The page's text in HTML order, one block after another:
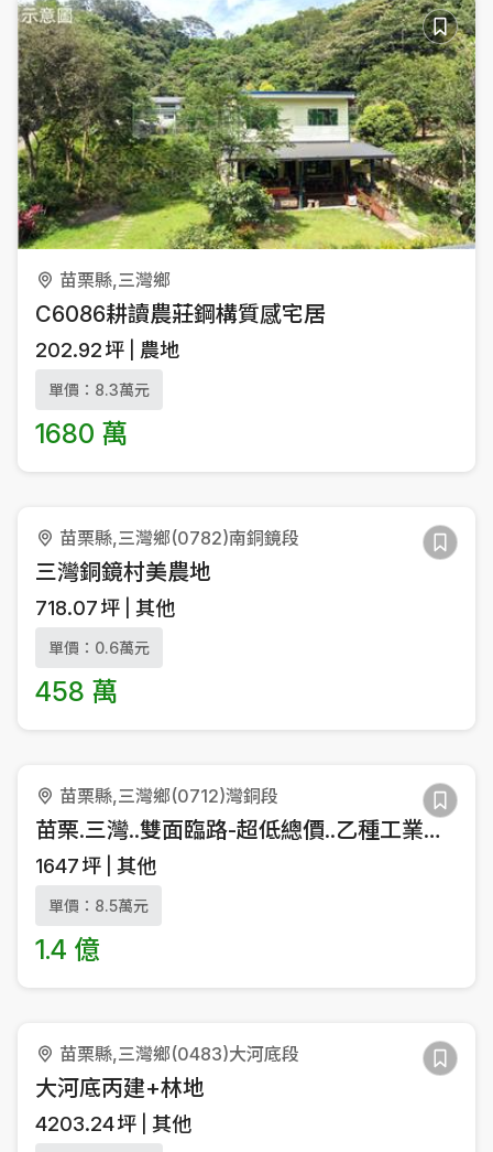
苗栗縣,三灣鄉
C6086耕讀農莊鋼構質感宅居
202.92坪 農地
單價：8.3萬元
1680 萬
苗栗縣,三灣鄉(0782)南銅鏡段
三灣銅鏡村美農地
718.07坪 其他
單價：0.6萬元
458 萬
苗栗縣,三灣鄉(0712)灣銅段
苗栗.三灣..雙面臨路-超低總價..乙種工業用地
1647坪 其他
單價：8.5萬元
1.4 億
苗栗縣,三灣鄉(0483)大河底段
大河底丙建+林地
4203.24坪 其他